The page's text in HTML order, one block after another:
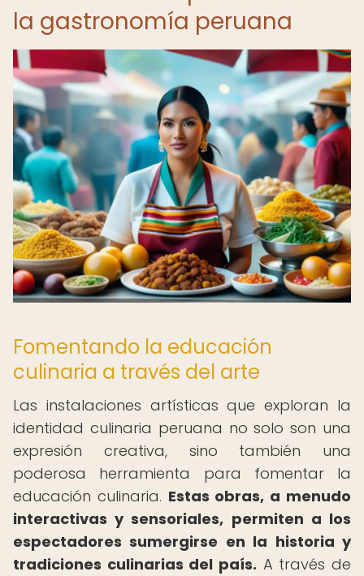
la gastronomía peruana
Fomentando la educación
culinaria a través del arte
Las instalaciones artísticas que exploran la
identidad culinaria peruana no solo son una
expresión creativa, sino también una
poderosa herramienta para fomentar la
educación culinaria. Estas obras, a menudo
interactivas y sensoriales, permiten a los
espectadores sumergirse en la historia y
tradiciones culinarias del país. A través de